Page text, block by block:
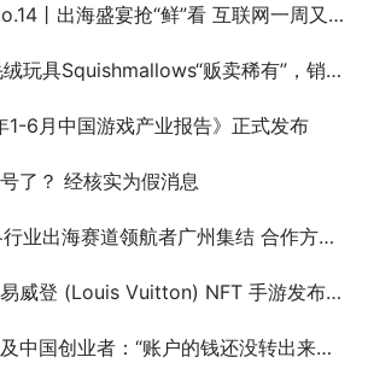
出海盛宴抢“鲜”看 互联网一周又有哪些大事
具Squishmallows“贩卖稀有”，销量翻三倍!
6月中国游戏产业报告》正式发布
了？ 经核实为假消息
赛道领航者广州集结 合作方企业名单今日先睹为快！
(Louis Vuitton) NFT 手游发布首周达到 50 万次下载量
业者：“账户的钱还没转出来，一切发生得太快了”